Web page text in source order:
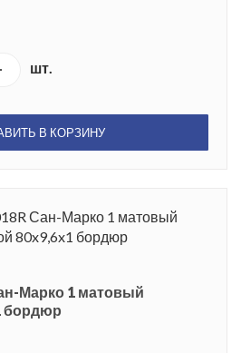
шт.
В КОРЗИНУ
Марко 1 матовый
бордюр